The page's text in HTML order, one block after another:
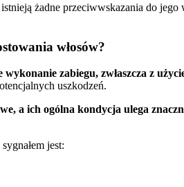
żadne przeciwwskazania do
włosów?
wykonanie zabiegu, zwłaszcza z
uszkodzeń.
a ich ogólna kondycja ulega
jest: